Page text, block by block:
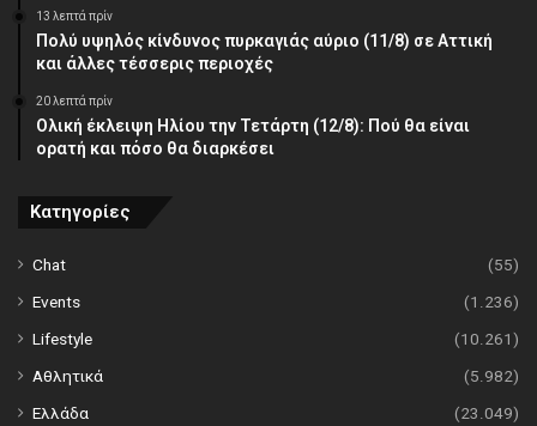
13 λεπτά πρίν
Πολύ υψηλός κίνδυνος πυρκαγιάς αύριο (11/8) σε Αττική
και άλλες τέσσερις περιοχές
20 λεπτά πρίν
Ολική έκλειψη Ηλίου την Τετάρτη (12/8): Πού θα είναι
ορατή και πόσο θα διαρκέσει
Κατηγορίες
Chat
(55)
Events
(1.236)
Lifestyle
(10.261)
Αθλητικά
(5.982)
Ελλάδα
(23.049)